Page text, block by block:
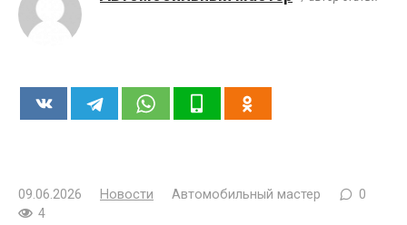
09.06.2026 Новости Автомобильный мастер
0
4